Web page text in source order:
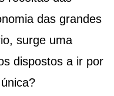
das grandes
surge uma
dispostos a ir por